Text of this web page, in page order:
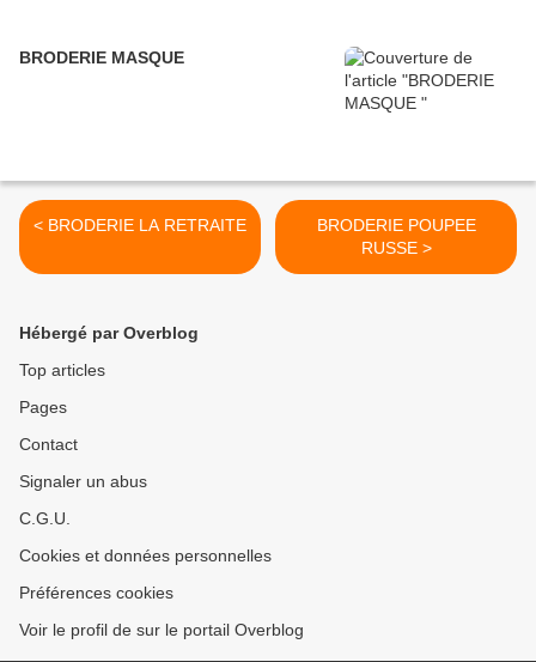
BRODERIE MASQUE
< BRODERIE LA RETRAITE
BRODERIE POUPEE
RUSSE >
Hébergé par Overblog
Top articles
Pages
Contact
Signaler un abus
C.G.U.
Cookies et données personnelles
Préférences cookies
Voir le profil de sur le portail Overblog